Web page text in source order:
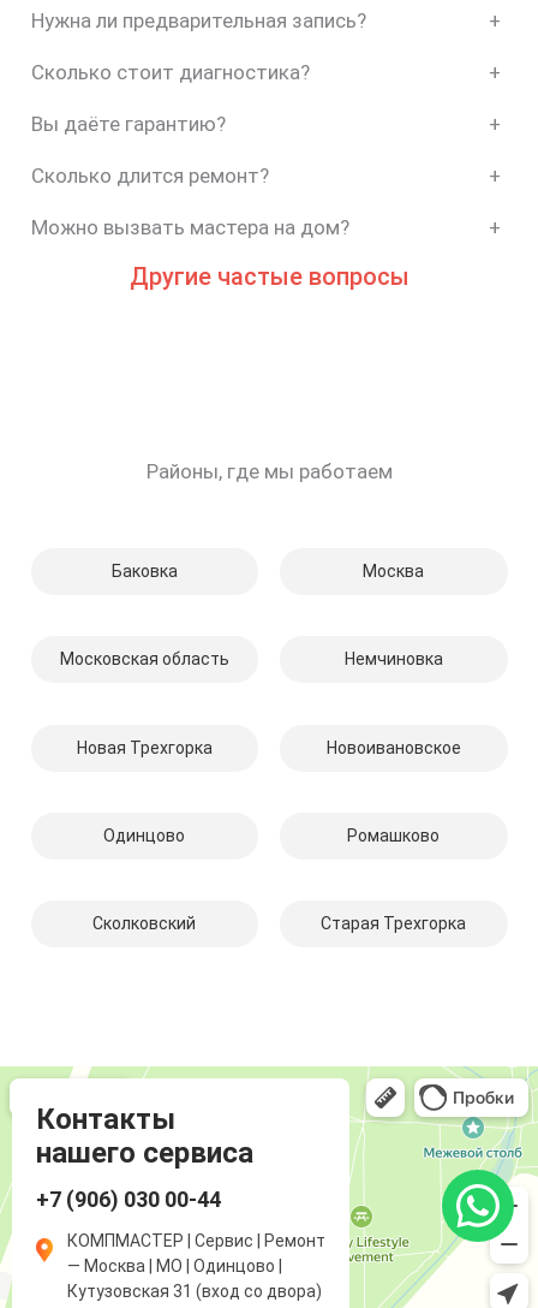
Нужна ли предварительная запись? +
Сколько стоит диагностика? +
Вы даёте гарантию? +
Сколько длится ремонт? +
Можно вызвать мастера на дом? +
Другие частые вопросы
Районы, где мы работаем
Баковка Москва
Московская область Немчиновка
Новая Трехгорка Новоивановское
Одинцово Ромашково
Сколковский Старая Трехгорка
Контакты
нашего сервиса
+7 (906) 030 00-44
КОМПМАСТЕР | Сервис | Ремонт
— Москва | МО | Одинцово |
Кутузовская 31 (вход со двора)
Компмастер
Ремонт аудиотехники и видеотехники в Одинцово